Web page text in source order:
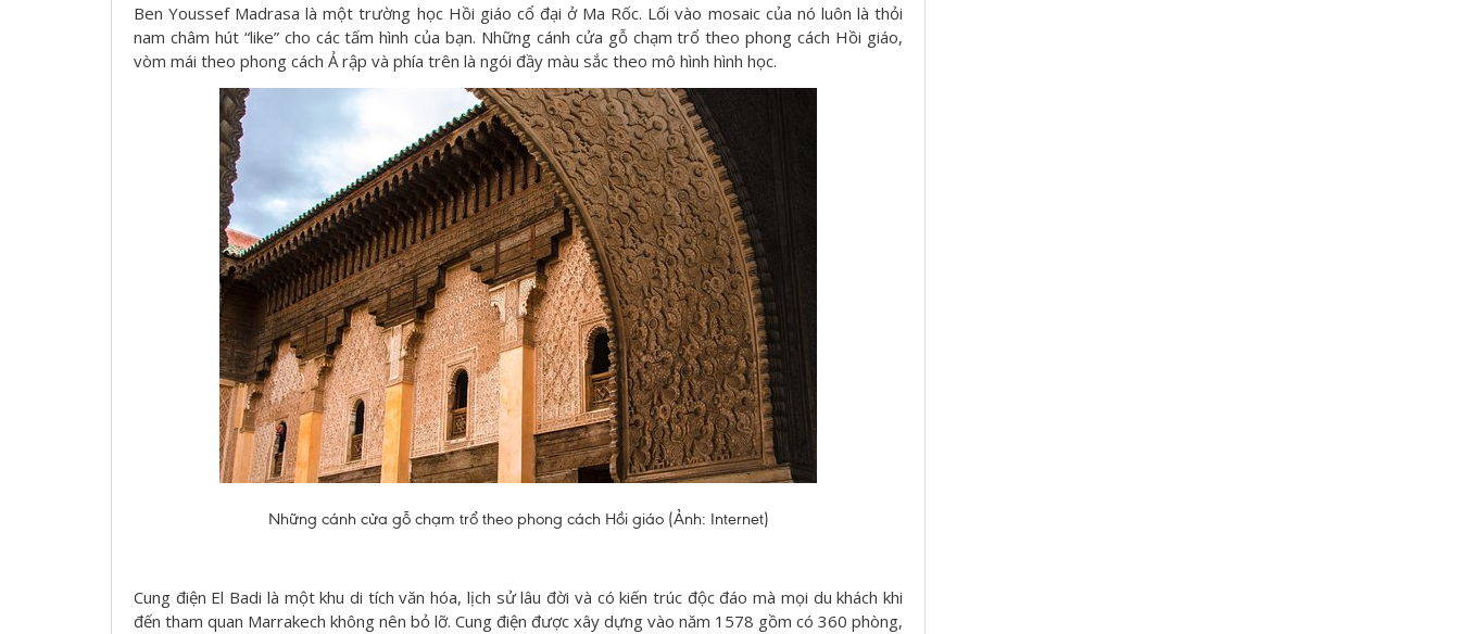
Ben Youssef Madrasa là một trường học Hồi giáo cổ đại ở Ma Rốc. Lối vào mosaic của nó luôn là thỏi
nam châm hút “like” cho các tấm hình của bạn. Những cánh cửa gỗ chạm trổ theo phong cách Hồi giáo,
vòm mái theo phong cách Ả rập và phía trên là ngói đầy màu sắc theo mô hình hình học.
Những cánh cửa gỗ chạm trổ theo phong cách Hồi giáo (Ảnh: Internet)
Cung điện El Badi là một khu di tích văn hóa, lịch sử lâu đời và có kiến trúc độc đáo mà mọi du khách khi
đến tham quan Marrakech không nên bỏ lỡ. Cung điện được xây dựng vào năm 1578 gồm có 360 phòng,